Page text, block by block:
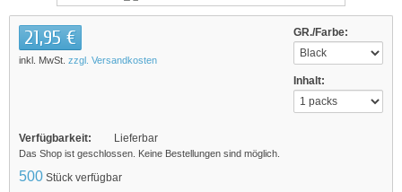
GR./Farbe:
Inhalt:
21,95 €
inkl. MwSt. zzgl. Versandkosten
Verfügbarkeit: Lieferbar
Das Shop ist geschlossen. Keine Bestellungen sind möglich.
500 Stück verfügbar